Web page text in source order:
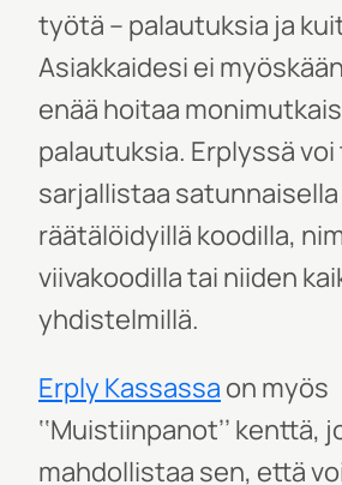
työtä – palautuksia ja
Asiakkaidesi ei
enää hoitaa
palautuksia. Erplyssä
sarjallistaa
räätälöidyillä koodilla,
viivakoodilla tai niiden
yhdistelmillä.
Erply Kassassa on myös
‘‘Muistiinpanot’’ kenttä,
mahdollistaa sen, että